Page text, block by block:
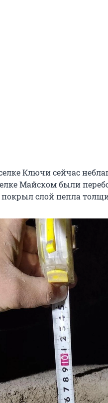
Ключи сейчас
Майском были
покрыл слой пепла